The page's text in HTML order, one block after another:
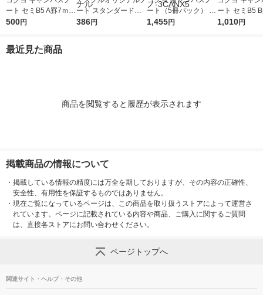
ート セミB5 A罫7ｍｍ
（ミリ） 30枚 5色セ
500円
ート スタンダードタ
イプ アソートパック
386円
ート（5冊パック） セ
ミB5 A罫 7ｍｍ（ミ
1,455円
ート セミB5
（ミリ） 30
1,010円
最近見た商品
商品を閲覧すると履歴が表示されます
掲載商品の情報について
・ 掲載している情報の精度には万全を期しておりますが、その内容の正確性、
安全性、有用性を保証するものではありません。
・ 現在ご覧になっているページは、この商品を取り扱うストアによって運営さ
れています。ページに記載されている内容や商品、ご購入に関するご質問
は、直接各ストアにお問い合わせください。
ページトップへ
関連サイト・ヘルプ・その他